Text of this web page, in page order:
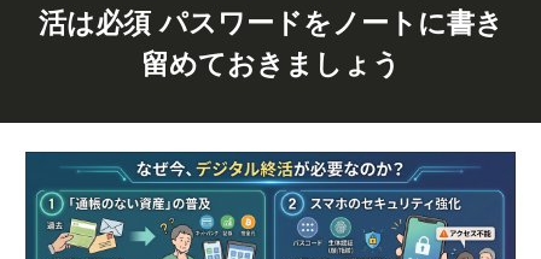
活は必須 パスワードをノートに書き
留めておきましょう